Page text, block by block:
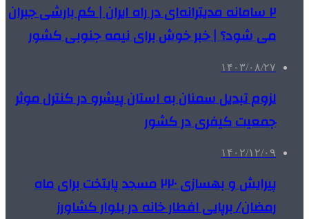
۲ سامانه مدیترانه‌ای در راه ایران | کم بارشی جبران
می شود؟ | خبر خوش برای نیمه جنوبی کشور
۱۴۰۳/۰۸/۲۷
لزوم تبدیل سمنان به استان پیشرو در کنترل موثر
جمعیت کیفری در کشور
۱۴۰۲/۱۲/۰۹
پیرایش و بهسازی ۲۲۰ مسجد پایتخت برای ماه
رمضان/ برپایی افطار خانه در بلوار کشاورز